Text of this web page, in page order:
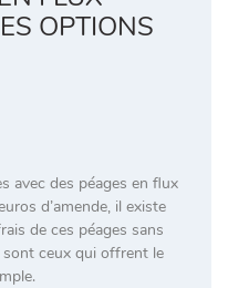
OPTIONS
avec des péages en flux
d’amende, il existe
de ces péages sans
sont ceux qui offrent le